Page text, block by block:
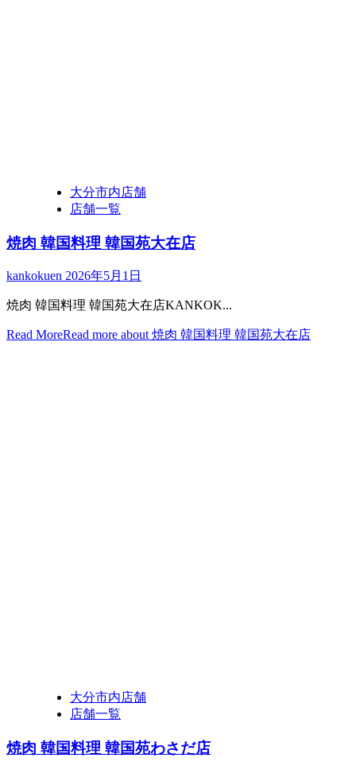
大分市内店舗
店舗一覧
焼肉 韓国料理 韓国苑大在店
kankokuen 2026年5月1日
焼肉 韓国料理 韓国苑大在店KANKOK...
Read MoreRead more about 焼肉 韓国料理 韓国苑大在店
大分市内店舗
店舗一覧
焼肉 韓国料理 韓国苑わさだ店